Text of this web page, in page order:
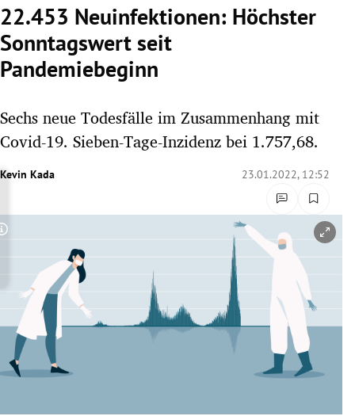
Untermenü
Untermenü
Untermenü
Untermenü
22.453 Neuinfektionen: Höchster
Sonntagswert seit
Pandemiebeginn
Sechs neue Todesfälle im Zusammenhang mit
Covid-19. Sieben-Tage-Inzidenz bei 1.757,68.
Kevin Kada 23.01.2022, 12:52
Copyright-Hinweis öffnen/schließen